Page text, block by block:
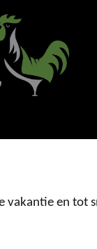
vakantie en tot